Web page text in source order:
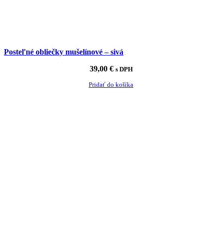
Posteľné obliečky mušelínové – sivá
39,00 € s DPH
Pridať do košíka